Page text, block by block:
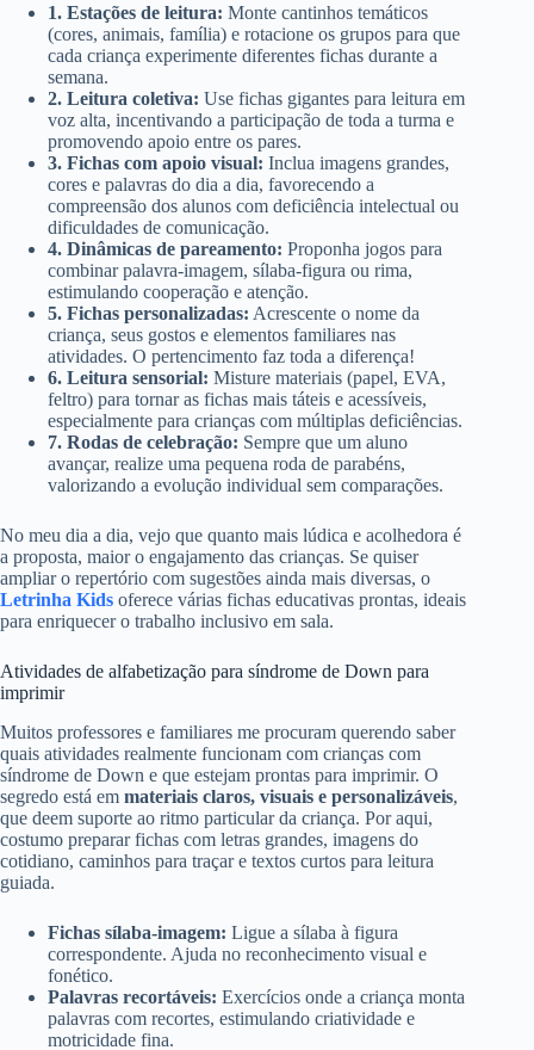
1. Estações de leitura: Monte cantinhos temáticos
(cores, animais, família) e rotacione os grupos para que
cada criança experimente diferentes fichas durante a
semana.
2. Leitura coletiva: Use fichas gigantes para leitura em
voz alta, incentivando a participação de toda a turma e
promovendo apoio entre os pares.
3. Fichas com apoio visual: Inclua imagens grandes,
cores e palavras do dia a dia, favorecendo a
compreensão dos alunos com deficiência intelectual ou
dificuldades de comunicação.
4. Dinâmicas de pareamento: Proponha jogos para
combinar palavra-imagem, sílaba-figura ou rima,
estimulando cooperação e atenção.
5. Fichas personalizadas: Acrescente o nome da
criança, seus gostos e elementos familiares nas
atividades. O pertencimento faz toda a diferença!
6. Leitura sensorial: Misture materiais (papel, EVA,
feltro) para tornar as fichas mais táteis e acessíveis,
especialmente para crianças com múltiplas deficiências.
7. Rodas de celebração: Sempre que um aluno
avançar, realize uma pequena roda de parabéns,
valorizando a evolução individual sem comparações.
No meu dia a dia, vejo que quanto mais lúdica e acolhedora é
a proposta, maior o engajamento das crianças. Se quiser
ampliar o repertório com sugestões ainda mais diversas, o
Letrinha Kids oferece várias fichas educativas prontas, ideais
para enriquecer o trabalho inclusivo em sala.
Atividades de alfabetização para síndrome de Down para
imprimir
Muitos professores e familiares me procuram querendo saber
quais atividades realmente funcionam com crianças com
síndrome de Down e que estejam prontas para imprimir. O
segredo está em materiais claros, visuais e personalizáveis,
que deem suporte ao ritmo particular da criança. Por aqui,
costumo preparar fichas com letras grandes, imagens do
cotidiano, caminhos para traçar e textos curtos para leitura
guiada.
Fichas sílaba-imagem: Ligue a sílaba à figura
correspondente. Ajuda no reconhecimento visual e
fonético.
Palavras recortáveis: Exercícios onde a criança monta
palavras com recortes, estimulando criatividade e
motricidade fina.